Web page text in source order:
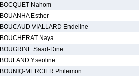
BOCQUET Nahom
BOUANHA Esther
BOUCAUD VIALLARD Endeline
BOUCHERAT Naya
BOUGRINE Saad-Dine
BOULAND Yseoline
BOUNIQ-MERCIER Philemon